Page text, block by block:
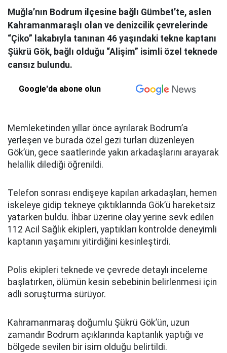
Muğla’nın Bodrum ilçesine bağlı Gümbet’te, aslen
Kahramanmaraşlı olan ve denizcilik çevrelerinde
“Çiko” lakabıyla tanınan 46 yaşındaki tekne kaptanı
Şükrü Gök, bağlı olduğu “Alişim” isimli özel teknede
cansız bulundu.
Google'da abone olun
Memleketinden yıllar önce ayrılarak Bodrum’a
yerleşen ve burada özel gezi turları düzenleyen
Gök’ün, gece saatlerinde yakın arkadaşlarını arayarak
helallik dilediği öğrenildi.
Telefon sonrası endişeye kapılan arkadaşları, hemen
iskeleye gidip tekneye çıktıklarında Gök’ü hareketsiz
yatarken buldu. İhbar üzerine olay yerine sevk edilen
112 Acil Sağlık ekipleri, yaptıkları kontrolde deneyimli
kaptanın yaşamını yitirdiğini kesinleştirdi.
Polis ekipleri teknede ve çevrede detaylı inceleme
başlatırken, ölümün kesin sebebinin belirlenmesi için
adli soruşturma sürüyor.
Kahramanmaraş doğumlu Şükrü Gök’ün, uzun
zamandır Bodrum açıklarında kaptanlık yaptığı ve
bölgede sevilen bir isim olduğu belirtildi.